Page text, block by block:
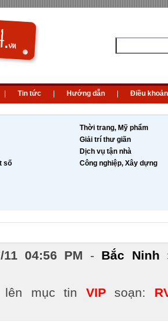
Tin tức Hướng dẫn Điều khoản
số
Thời trang, Mỹ phẩm
Giải trí thư giãn
Dịch vụ tận nhà
Công nghiệp, Xây dựng
11 04:56 PM - Bắc Ninh
mục tin VIP soạn: